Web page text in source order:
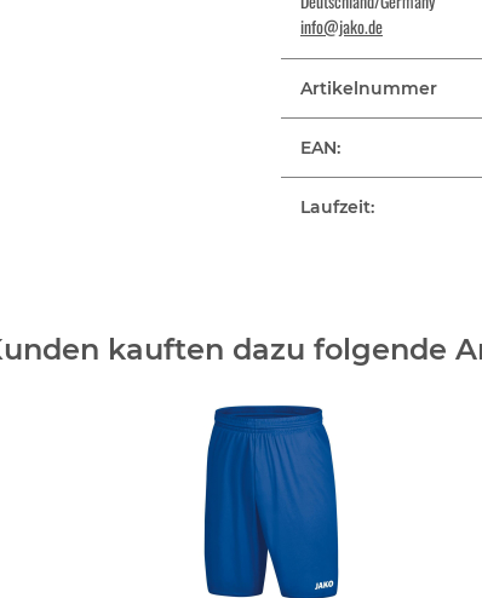
info@jako.de
Artikelnummer
EAN:
Laufzeit:
kauften dazu folgende